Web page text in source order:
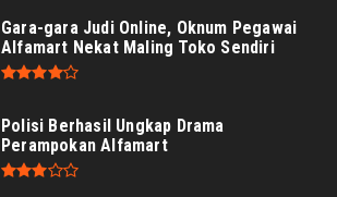
Gara-gara Judi Online, Oknum Pegawai
Alfamart Nekat Maling Toko Sendiri
Polisi Berhasil Ungkap Drama
Perampokan Alfamart